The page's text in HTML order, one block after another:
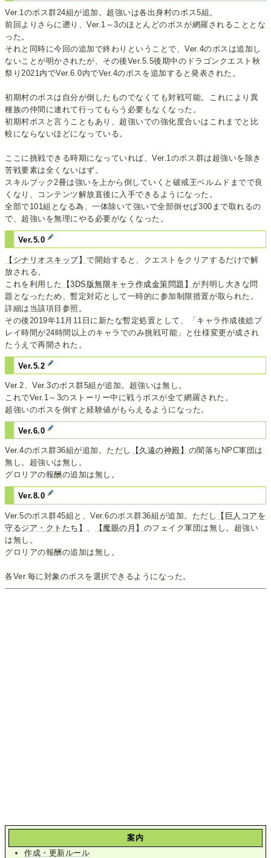
Ver.1のボス群24組が追加。超強いは各出身村のボス5組。
前回よりさらに遡り、Ver.1～3のほとんどのボスが網羅されることとな
った。
それと同時に今回の追加で終わりということで、Ver.4のボスは追加し
ないことが明かされたが、その後Ver.5.5後期中のドラゴンクエスト秋
祭り2021内でVer.6.0内でVer.4のボスを追加すると発表された。
初期村のボスは自分が倒したものでなくても対戦可能。これにより異
種族の仲間に連れて行ってもらう必要もなくなった。
初期村ボスと言うこともあり、超強いでの強化度合いはこれまでと比
較にならないほどになっている。
ここに挑戦できる時期になっていれば、Ver.1のボス群は超強いを除き
苦戦要素は全くないはず。
スキルブック2冊は強いを上から倒していくと破戒王ベルムドまでで良
くなり、コンテンツ解放直後に入手できるようになった。
全部で101組となる為、一体除いて強いで全部倒せば300まで取れるの
で、超強いを無理にやる必要がなくなった。
Ver.5.0
【シナリオスキップ】で開始すると、クエストをクリアするだけで解
放される。
これを利用した
【3DS版無限キャラ作成金策問題】が判明し大きな問
題となったため、暫定対応として一時的に参加制限措置が取られた。
詳細は当該項目参照。
その後2019年11月11日に新たな暫定処置として、「キャラ作成後総プ
レイ時間が24時間以上のキャラでのみ挑戦可能」と仕様変更が成され
たうえで再開された。
Ver.5.2
Ver.2、Ver.3のボス群5組が追加。超強いは無し。
これでVer.1～3のストーリー中に戦うボスが全て網羅された。
超強いのボスを倒すと経験値がもらえるようになった。
Ver.6.0
Ver.4のボス群36組が追加。ただし 【久遠の神殿】 の闇落ちNPC軍団は
無し。超強いは無し。
グロリアの報酬の追加は無し。
Ver.8.0
Ver.5のボス群45組と、Ver.6のボス群36組が追加。ただし
【巨人コアを
守るジア・クトたち】
【魔眼の月】 のフェイク軍団は無し。超強い
は無し。
グロリアの報酬の追加は無し。
各Ver.毎に対象のボスを選択できるようになった。
案内
作成・更新ルール